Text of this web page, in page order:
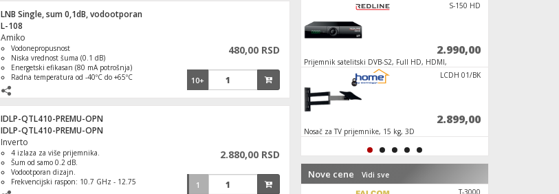
LNB Single, sum 0,1dB, vodootporan
L-108
Amiko
Vodonepropusnost
Niska vrednost šuma (0.1 dB)
Energetski efikasan (80 mA potrošnja)
Radna temperatura od -40ºC do +65ºC
(40mm nosač, F ženski konektor)
480,00 RSD
10+
IDLP-QTL410-PREMU-OPN
IDLP-QTL410-PREMU-OPN
Inverto
4 izlaza za više prijemnika.
Šum od samo 0.2 dB.
Vodootporan dizajn.
Frekvencijski raspon: 10.7 GHz - 12.75
2.880,00 RSD
1
modulator
2.520,00
TV-32LTF02
Prijemnik satelitski DVB-S2, Full HD, HDMI,
S-150 HD
2.990,00
Nosač za TV prijemnike, 15 kg, 3D
LCDH 01/BK
2.899,00
Nove cene Vidi sve
S30 HEVC T-3000